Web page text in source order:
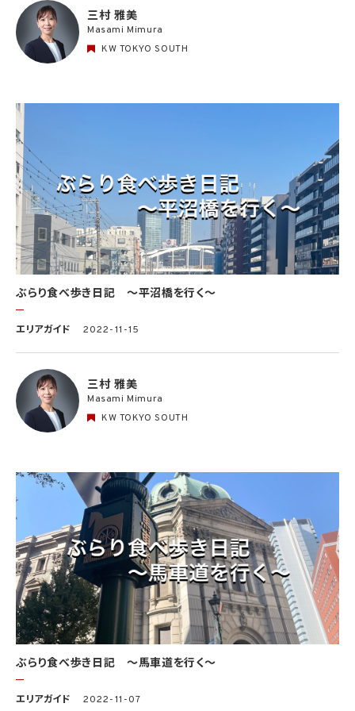
三村 雅美
Masami Mimura
KW TOKYO SOUTH
ぶらり食べ歩き日記 〜平沼橋を行く〜
エリアガイド 2022-11-15
三村 雅美
Masami Mimura
KW TOKYO SOUTH
ぶらり食べ歩き日記 〜馬車道を行く〜
エリアガイド 2022-11-07